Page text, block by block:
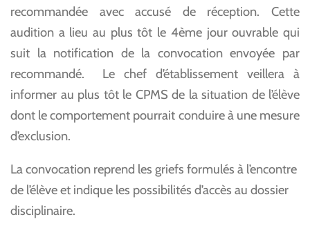
recommandée avec accusé de réception. Cette
audition a lieu au plus tôt le 4ème jour ouvrable qui
suit la notification de la convocation envoyée par
recommandé. Le chef d’établissement veillera à
informer au plus tôt le CPMS de la situation de l’élève
dont le comportement pourrait conduire à une mesure
d’exclusion.
La convocation reprend les griefs formulés à l’encontre
de l’élève et indique les possibilités d’accès au dossier
disciplinaire.